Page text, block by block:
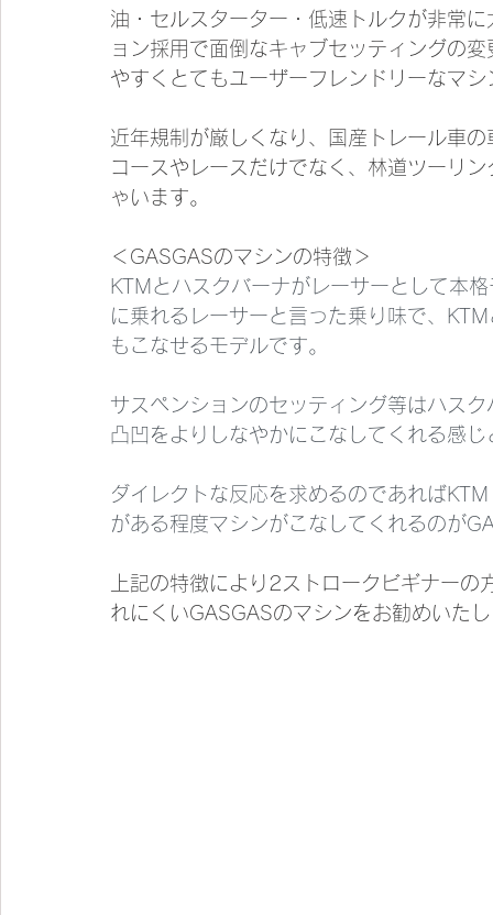
油・セルスターター・低速トルクが非常
ョン採用で面倒なキャブセッティングの
やすくとてもユーザーフレンドリーなマ
近年規制が厳しくなり、国産トレール車
コースやレースだけでなく、林道ツーリ
ゃいます。
＜GASGASのマシンの特徴＞
KTMとハスクバーナがレーサーとして本
に乗れるレーサーと言った乗り味で、
もこなせるモデルです。
サスペンションのセッティング等はハス
凸凹をよりしなやかにこなしてくれる感
ダイレクトな反応を求めるのであれば
がある程度マシンがこなしてくれるのが
上記の特徴により2ストロークビギナー
れにくいGASGASのマシンをお勧めいた